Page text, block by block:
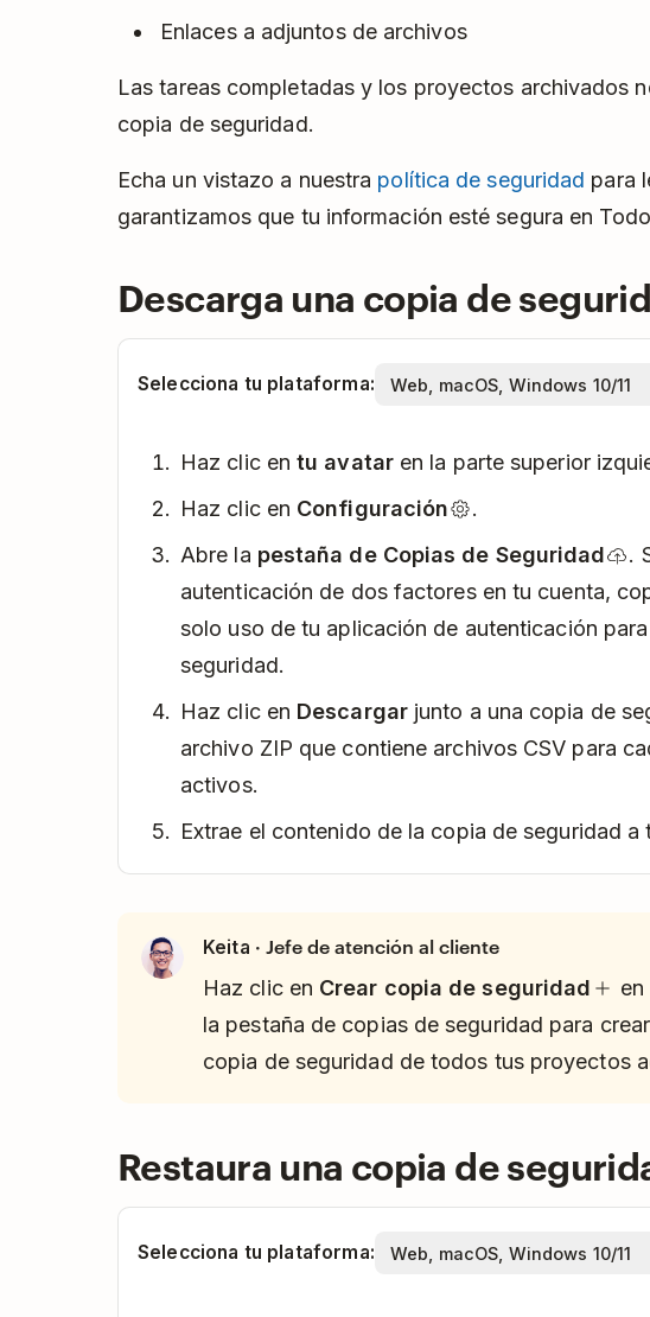
Enlaces a adjuntos de archivos
Las tareas completadas y los proyectos archivados
copia de seguridad.
Echa un vistazo a nuestra política de seguridad para
garantizamos que tu información esté segura en
Descarga una copia de
Selecciona tu plataforma:
Haz clic entu avataren la parte superior
Haz clic en Configuración
.
Abre la pestaña de Copias de Seguridad
.
autenticación de dos factores en tu cuenta,
solo uso de tu aplicación de autenticación
seguridad.
Haz clic en Descargarjunto a una copia de
archivo ZIP que contiene archivos CSV para
activos.
Extrae el contenido de la copia de seguridad a
Keita · Jefe de atención al cliente
Haz clic en Crear copia de seguridad
la pestaña de copias de seguridad para
copia de seguridad de todos tus proyectos
Restaura una copia de
Selecciona tu plataforma: